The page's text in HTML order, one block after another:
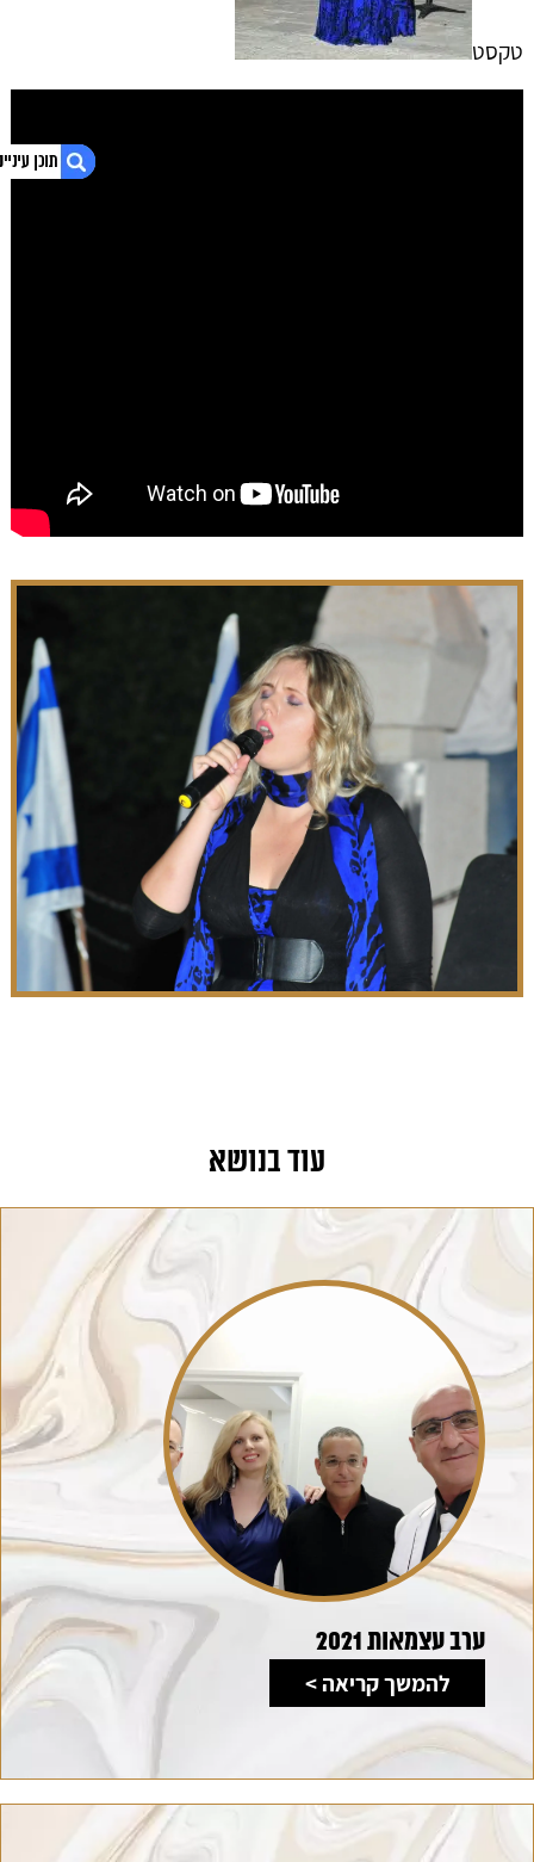
טקסט
עוד בנושא
ערב עצמאות 2021
להמשך קריאה >